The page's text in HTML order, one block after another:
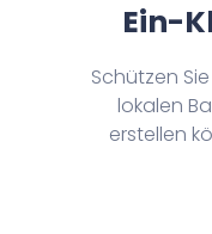
Ein-
Schützen
lokalen
erstellen